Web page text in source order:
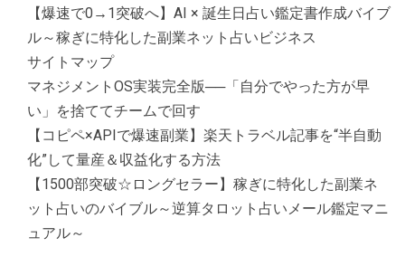
【爆速で0→1突破へ】AI × 誕生日占い鑑定書作成バイブ
ル～稼ぎに特化した副業ネット占いビジネス
サイトマップ
マネジメントOS実装完全版──「自分でやった方が早
い」を捨ててチームで回す
【コピペ×APIで爆速副業】楽天トラベル記事を“半自動
化”して量産＆収益化する方法
【1500部突破☆ロングセラー】稼ぎに特化した副業ネ
ット占いのバイブル～逆算タロット占いメール鑑定マニ
ュアル～